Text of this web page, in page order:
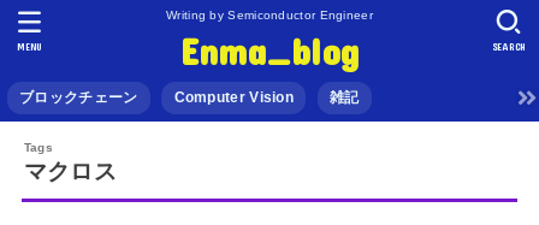
Writing by Semiconductor Engineer
Enma_blog
ブロックチェーン Computer Vision 雑記
SEARCH
MENU
マクロス